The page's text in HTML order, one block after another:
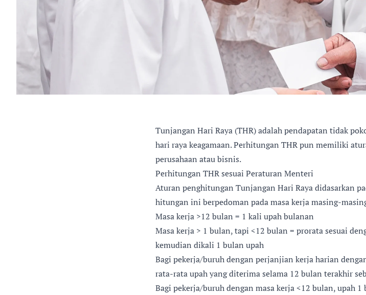
Tunjangan Hari Raya (THR) adalah pendapatan tidak
hari raya keagamaan. Perhitungan THR pun memiliki
perusahaan atau bisnis.
Perhitungan THR sesuai Peraturan Menteri
Aturan penghitungan Tunjangan Hari Raya didasarkan
hitungan ini berpedoman pada masa kerja masing-
Masa kerja >12 bulan = 1 kali upah bulanan
Masa kerja > 1 bulan, tapi <12 bulan = prorata sesuai
kemudian dikali 1 bulan upah
Bagi pekerja/buruh dengan perjanjian kerja harian
rata-rata upah yang diterima selama 12 bulan terakhir
Bagi pekerja/buruh dengan masa kerja <12 bulan, upah